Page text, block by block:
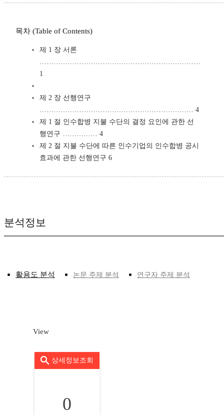
목차 (Table of Contents)
제 1 장 서론
……………………………………………………………
1
제 2 장 선행연구
………………………………………………………… 4
제 1 절 인수합병 지불 수단의 결정 요인에 관한 선
행연구 …………… 4
제 2 절 지불 수단에 따른 인수기업의 인수합병 공시
효과에 관한 선행연구 6
분석정보
활용도 분석 논문 주제 분석 연구자 주제 분석
View
상세정보조회
0